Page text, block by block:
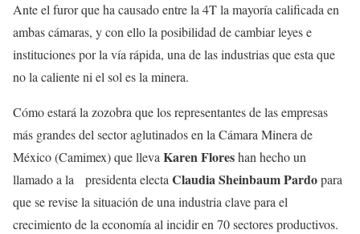
Ante el furor que ha causado entre la 4T la mayoría calificada en
ambas cámaras, y con ello la posibilidad de cambiar leyes e
instituciones por la vía rápida, una de las industrias que esta que
no la caliente ni el sol es la minera.
Cómo estará la zozobra que los representantes de las empresas
más grandes del sector aglutinados en la Cámara Minera de
México (Camimex) que lleva Karen Floreshan hecho un
llamado a la presidenta electa Claudia Sheinbaum Pardopara
que se revise la situación de una industria clave para el
crecimiento de la economía al incidir en 70 sectores productivos.